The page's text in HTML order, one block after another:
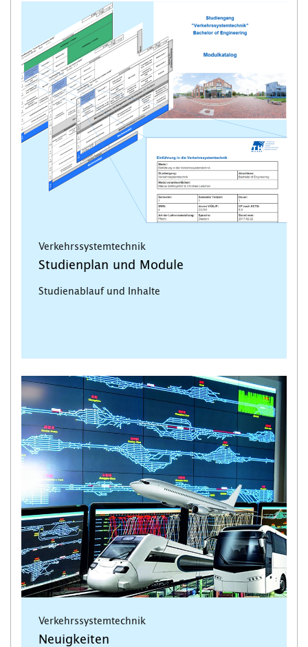
Verkehrssystemtechnik
Studienplan und Module
Studienablauf und Inhalte
Verkehrssystemtechnik
Neuigkeiten